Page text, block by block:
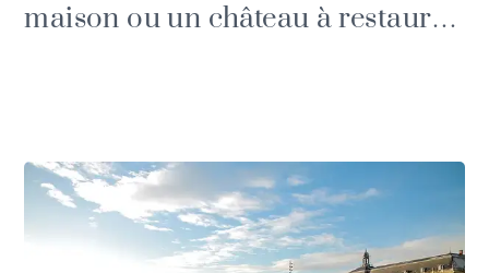
maison ou un château à restaurer